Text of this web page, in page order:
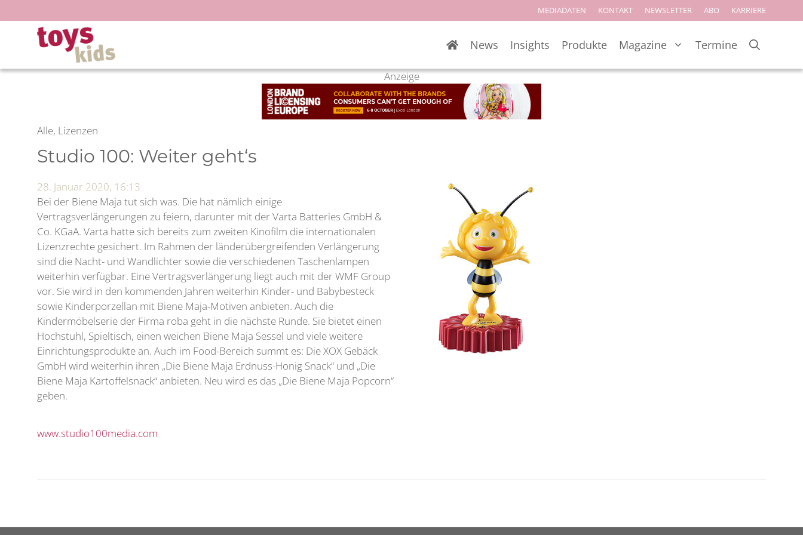
Inhalt
springen
MEDIADATEN KONTAKT NEWSLETTER ABO KARRIERE
News Insights Produkte Magazine Termine
Anzeige
Alle, Lizenzen
Studio 100: Weiter geht‘s
28. Januar 2020, 16:13
Bei der Biene Maja tut sich was. Die hat nämlich einige
Vertragsverlängerungen zu feiern, darunter mit der Varta Batteries GmbH &
Co. KGaA. Varta hatte sich bereits zum zweiten Kinofilm die internationalen
Lizenzrechte gesichert. Im Rahmen der länderübergreifenden Verlängerung
sind die Nacht- und Wandlichter sowie die verschiedenen Taschenlampen
weiterhin verfügbar. Eine Vertragsverlängerung liegt auch mit der WMF Group
vor. Sie wird in den kommenden Jahren weiterhin Kinder- und Babybesteck
sowie Kinderporzellan mit Biene Maja-Motiven anbieten. Auch die
Kindermöbelserie der Firma roba geht in die nächste Runde. Sie bietet einen
Hochstuhl, Spieltisch, einen weichen Biene Maja Sessel und viele weitere
Einrichtungsprodukte an. Auch im Food-Bereich summt es: Die XOX Gebäck
GmbH wird weiterhin ihren „Die Biene Maja Erdnuss-Honig Snack“ und „Die
Biene Maja Kartoffelsnack“ anbieten. Neu wird es das „Die Biene Maja Popcorn“
geben.
www.studio100media.com